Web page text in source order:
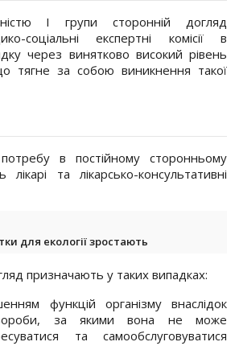
І групи сторонній догляд
соціальні експертні комісії в
через винятково високий рівень
тягне за собою виникнення такої
в постійному сторонньому
та лікарсько-консультативні
для екології зростають
призначають у таких випадках:
функцій організму внаслідок
за якими вона не може
та самообслуговуватися